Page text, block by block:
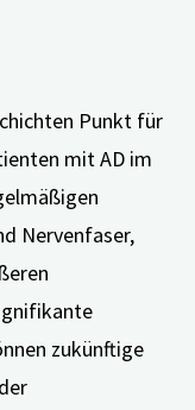
mittlere Dicke
mit AD eine
Punkt für
mit AD im
Nervenfaser,
zukünftige